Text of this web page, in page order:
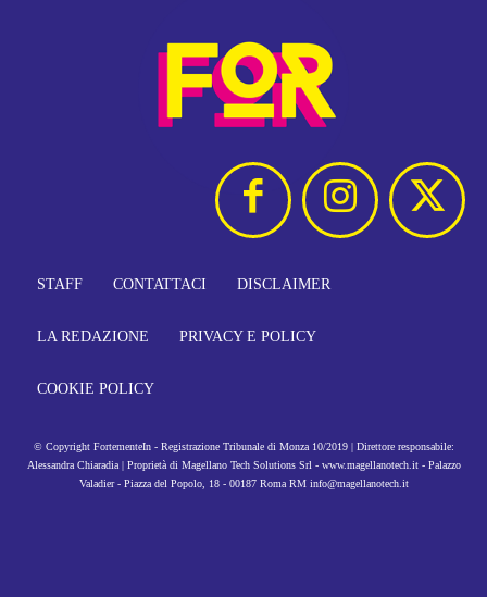
STAFF CONTATTACI DISCLAIMER
LA REDAZIONE PRIVACY E POLICY
COOKIE POLICY
© Copyright FortementeIn - Registrazione Tribunale di Monza 10/2019 | Direttore responsabile:
Alessandra Chiaradia | Proprietà di Magellano Tech Solutions Srl - www.magellanotech.it - Palazzo
Valadier - Piazza del Popolo, 18 - 00187 Roma RM info@magellanotech.it